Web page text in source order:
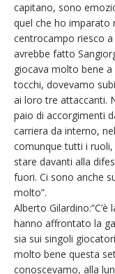
capitano, sono
quel che ho imparato
centrocampo riesco
avrebbe fatto
giocava molto bene
tocchi, dovevamo
ai loro tre attaccanti.
paio di accorgimenti
carriera da interno,
comunque tutti i
stare davanti alla
fuori. Ci sono anche
molto”.
Alberto
hanno affrontato la
sia sui singoli
molto bene questa
conoscevamo, alla